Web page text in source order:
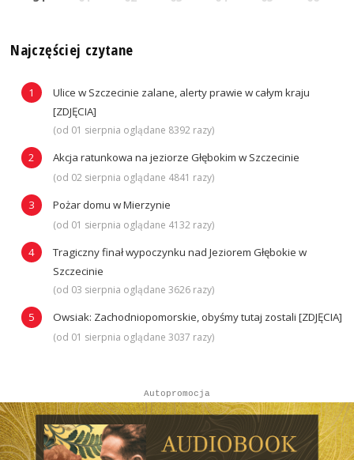
Najczęściej czytane
Ulice w Szczecinie zalane, alerty prawie w całym kraju
[ZDJĘCIA]
(od 01 sierpnia oglądane 8392 razy)
Akcja ratunkowa na jeziorze Głębokim w Szczecinie
(od 02 sierpnia oglądane 4841 razy)
Pożar domu w Mierzynie
(od 01 sierpnia oglądane 4132 razy)
Tragiczny finał wypoczynku nad Jeziorem Głębokie w
Szczecinie
(od 03 sierpnia oglądane 3626 razy)
Owsiak: Zachodniopomorskie, obyśmy tutaj zostali [ZDJĘCIA]
(od 01 sierpnia oglądane 3037 razy)
Autopromocja